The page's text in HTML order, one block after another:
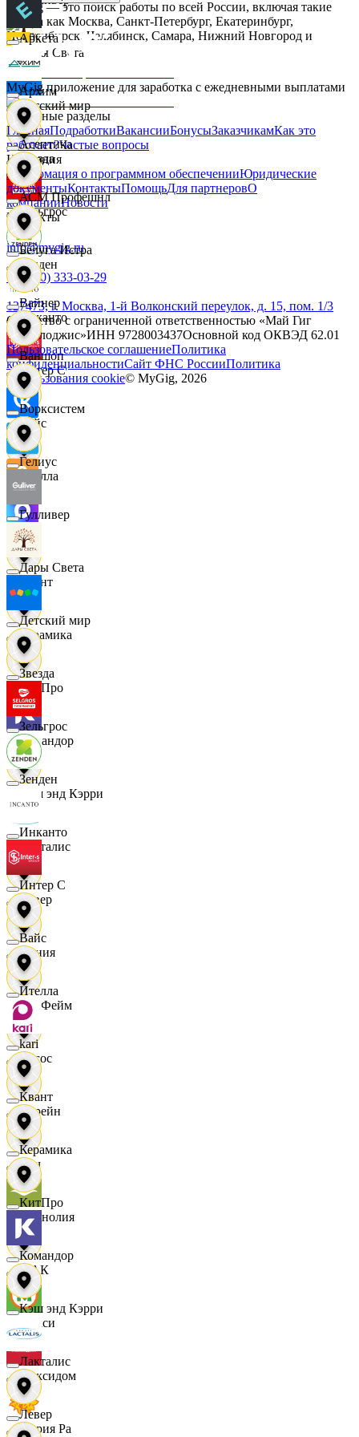
Дары Света
Детский мир
Звезда
Зельгрос
Зенден
Инканто
Интер С
Вайс
Ителла
kari
Квант
Керамика
КитПро
Командор
Кэш энд Кэрри
Лакталис
Левер
Линия
ЛисФейм
Логос
Лорейн
Луч
Магнолия
МАК
Макси
Максидом
Мария Ра
Аркета
Архим
Асептика
АСМ Профешнл
Белуга Истра
Вайнер
Ваншоп
Ворксистем
Гелиус
Гулливер
Дары Света
Детский мир
Звезда
Зельгрос
Зенден
Инканто
Интер С
Вайс
Ителла
kari
Квант
Керамика
КитПро
Командор
Кэш энд Кэрри
Лакталис
Левер
MyGig — это поиск работы по всей России, включая такие
города как Москва, Санкт-Петербург, Екатеринбург,
Новосибирск, Челябинск, Самара, Нижний Новгород и
другие.
MyGig приложение для заработка с ежедневными выплатами
Основные разделы
ГлавнаяПодработкиВакансииБонусыЗаказчикамКак это
работает?Частые вопросы
Компания
Информация о программном обеспеченииЮридические
документыКонтактыПомощьДля партнеровО
компанииНовости
Контакты
info@mygig.ru
+8 (800) 333-03-29
127473, г. Москва, 1-й Волконский переулок, д. 15, пом. 1/3
Общество с ограниченной ответственностью «Май Гиг
Технолоджис»ИНН 9728003437Основной код ОКВЭД 62.01
Пользовательское соглашениеПолитика
конфиденциальностиСайт ФНС РоссииПолитика
использования cookie© MyGig, 2026